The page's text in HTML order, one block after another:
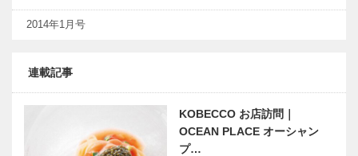
2014年1月号
連載記事
KOBECCO お店訪問｜
OCEAN PLACE オーシャン
プ…